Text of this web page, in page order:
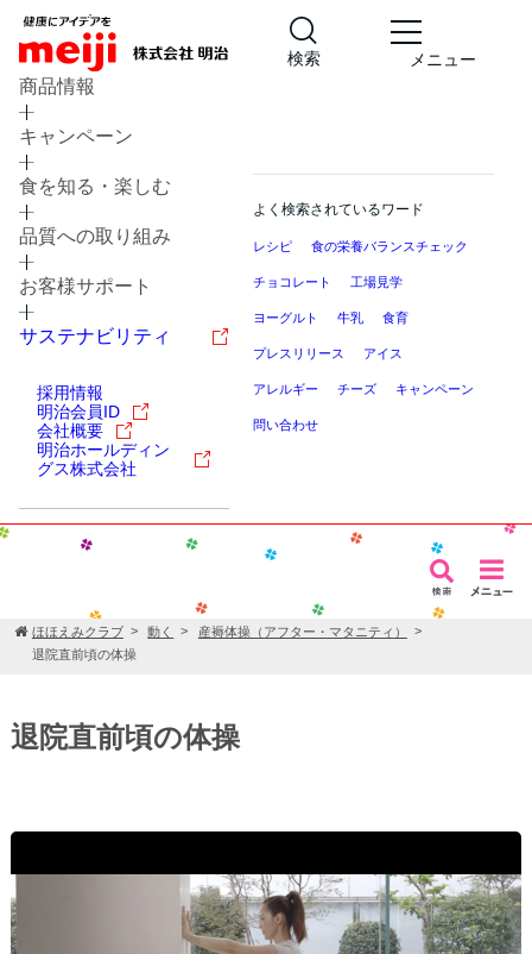
検索 メニュー
商品情報
キャンペーン
食を知る・楽しむ
品質への取り組み
お客様サポート
サステナビリティ
採用情報
明治会員ID
会社概要
明治ホールディン
グス株式会社
よく検索されているワード
レシピ 食の栄養バランスチェック
チョコレート 工場見学
ヨーグルト 牛乳 食育
プレスリリース アイス
アレルギー チーズ キャンペーン
問い合わせ
ほほえみクラブ 動く
産褥体操（アフター・マタニティ）
退院直前頃の体操
退院直前頃の体操